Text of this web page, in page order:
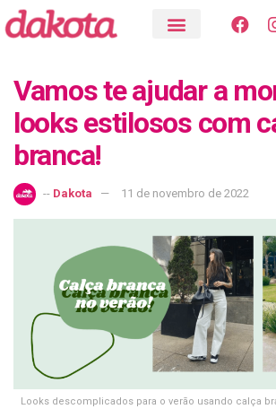
Vamos te ajudar a
looks estilosos com
branca!
-- Dakota 11 de novembro de 2022
Looks descomplicados para o verão usando calça